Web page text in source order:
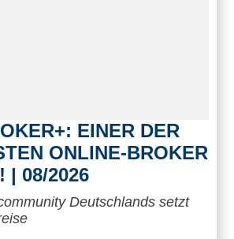
EINER DER
ONLINE-BROKER
| 08/2026
Deutschlands setzt